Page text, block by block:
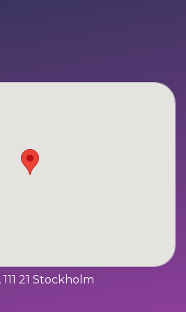
21 Stockholm